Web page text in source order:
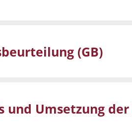
(GB)
und Umsetzung